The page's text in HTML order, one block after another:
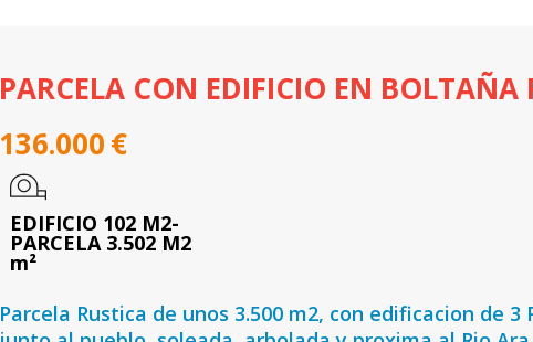
PARCELA CON EDIFICIO EN BOLTAÑA
136.000€
EDIFICIO 102 M2-
PARCELA 3.502 M2
m²
Parcela Rustica de unos 3.500 m2, con edificacion de